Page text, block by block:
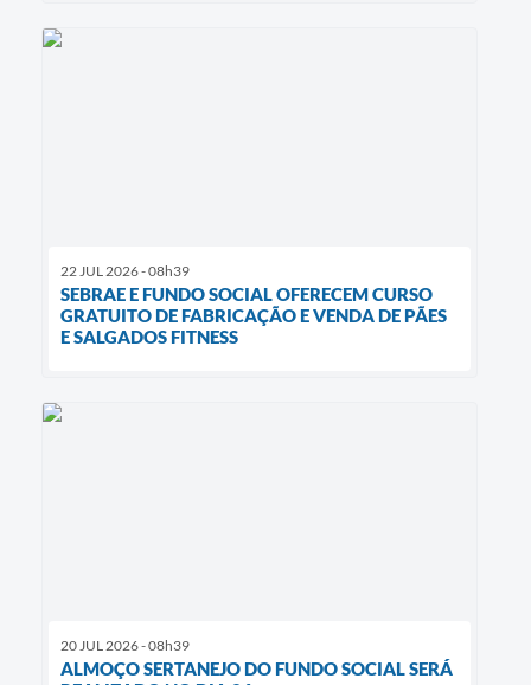
22 JUL 2026 - 08h39
SEBRAE E FUNDO SOCIAL OFERECEM CURSO
GRATUITO DE FABRICAÇÃO E VENDA DE PÃES
E SALGADOS FITNESS
20 JUL 2026 - 08h39
ALMOÇO SERTANEJO DO FUNDO SOCIAL SERÁ